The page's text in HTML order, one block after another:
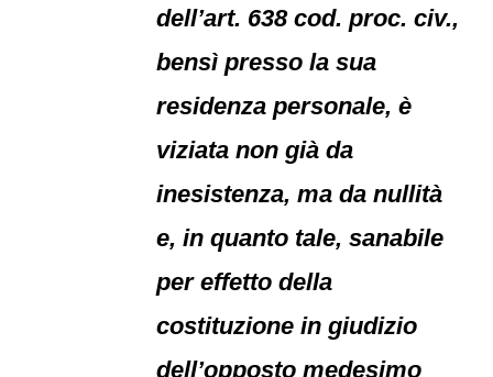
dell’art. 638 cod. proc. civ.,
bensì presso la sua
residenza personale, è
viziata non già da
inesistenza, ma da nullità
e, in quanto tale, sanabile
per effetto della
costituzione in giudizio
dell’opposto medesimo